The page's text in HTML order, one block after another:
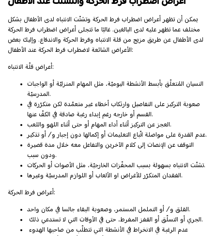
يمكن أن تظهر أعراض اضطراب فرط الحركة وتشتّت الانتباه لدى الأطفال بشكل
مختلف عما تظهر عليه لدى البالغين. غالبًا ما تتجلى أعراض اضطراب فرط الحركة
لدى الأطفال عن طريق مزيج من قلة الانتباه وفرط الحركة والاندفاع. وإليك بعض
الأعراض الشائعة لاضطراب فرط الحركة عند الأطفال:
أعراض قلّة الانتباه:
النسيان المُتعلّق بأبسط الأنشطة اليوميّة، مثل المهام المنزليّة أو الواجبات
المدرسيّة.
صعوبة التركيز على التفاصيل وارتكاب أخطاء غير متعمّدة لكن متكرّرة في
القسم أو خارجه رغم إبداء رغبة صادقة في الكفّ عنها.
العجز عن التركيز أثناء أداء المهام أو حتى أثناء اللهو واللعب.
عدم القدرة على مواصلة اتّباع التعليمات أو إكمالها دون إجبار و/ أو تذكير.
التوقف عن الإنصات إلى كلام الآخرين والتفاعل معه خلال مدة قصيرة
ودون سبب.
تشتّت الانتباه بسهولة بسبب المحفّزات الخارجيّة، مثل الأصوات أو الحركات.
الفقدان المتكرّر للأغراض او الألعاب أو اللوازم المدرسيّة وغيرها.
أعراض فرط الحركة:
القلق و/ أو التململ المستمر، وصعوبة البقاء جالسا في مكان واحد.
الجري أو التسلّق أو القفز المفرط، حتى في الأوقات التي لا تستدعي ذلك.